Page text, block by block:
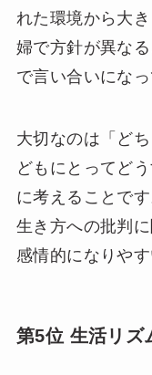
れた環境から大
婦で方針が異な
で言い合いにな
大切なのは「ど
どもにとってど
に考えることで
生き方への批判
感情的になりやす
第5位 生活リズ